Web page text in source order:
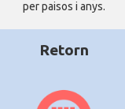
per paisos i anys.
Retorn